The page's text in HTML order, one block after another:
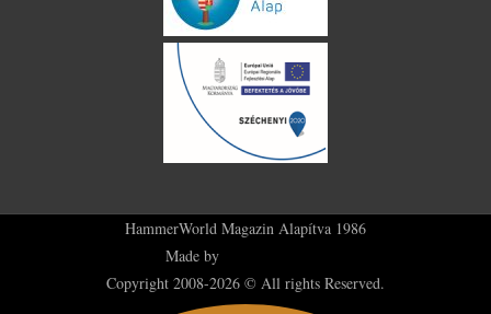
HammerWorld Magazin Alapítva 1986
Made by
Copyright 2008-2026 © All rights Reserved.